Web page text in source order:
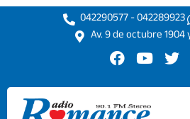
Ir
042290577 - 042289923
Av. 9 de octubre 1904
F
c
e
Y
u
t
T
i